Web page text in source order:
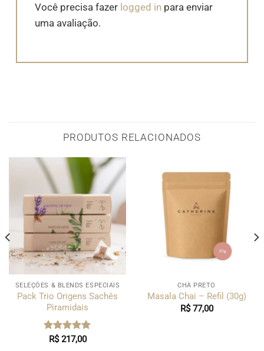
Você precisa fazer logged in para enviar
uma avaliação.
PRODUTOS RELACIONADOS
SELEÇÕES & BLENDS ESPECIAIS
Pack Trio Origens Sachês
Piramidais
Avaliação
R$217,00
CHÁ PRETO
Masala Chai – Refil (30g)
R$77,00